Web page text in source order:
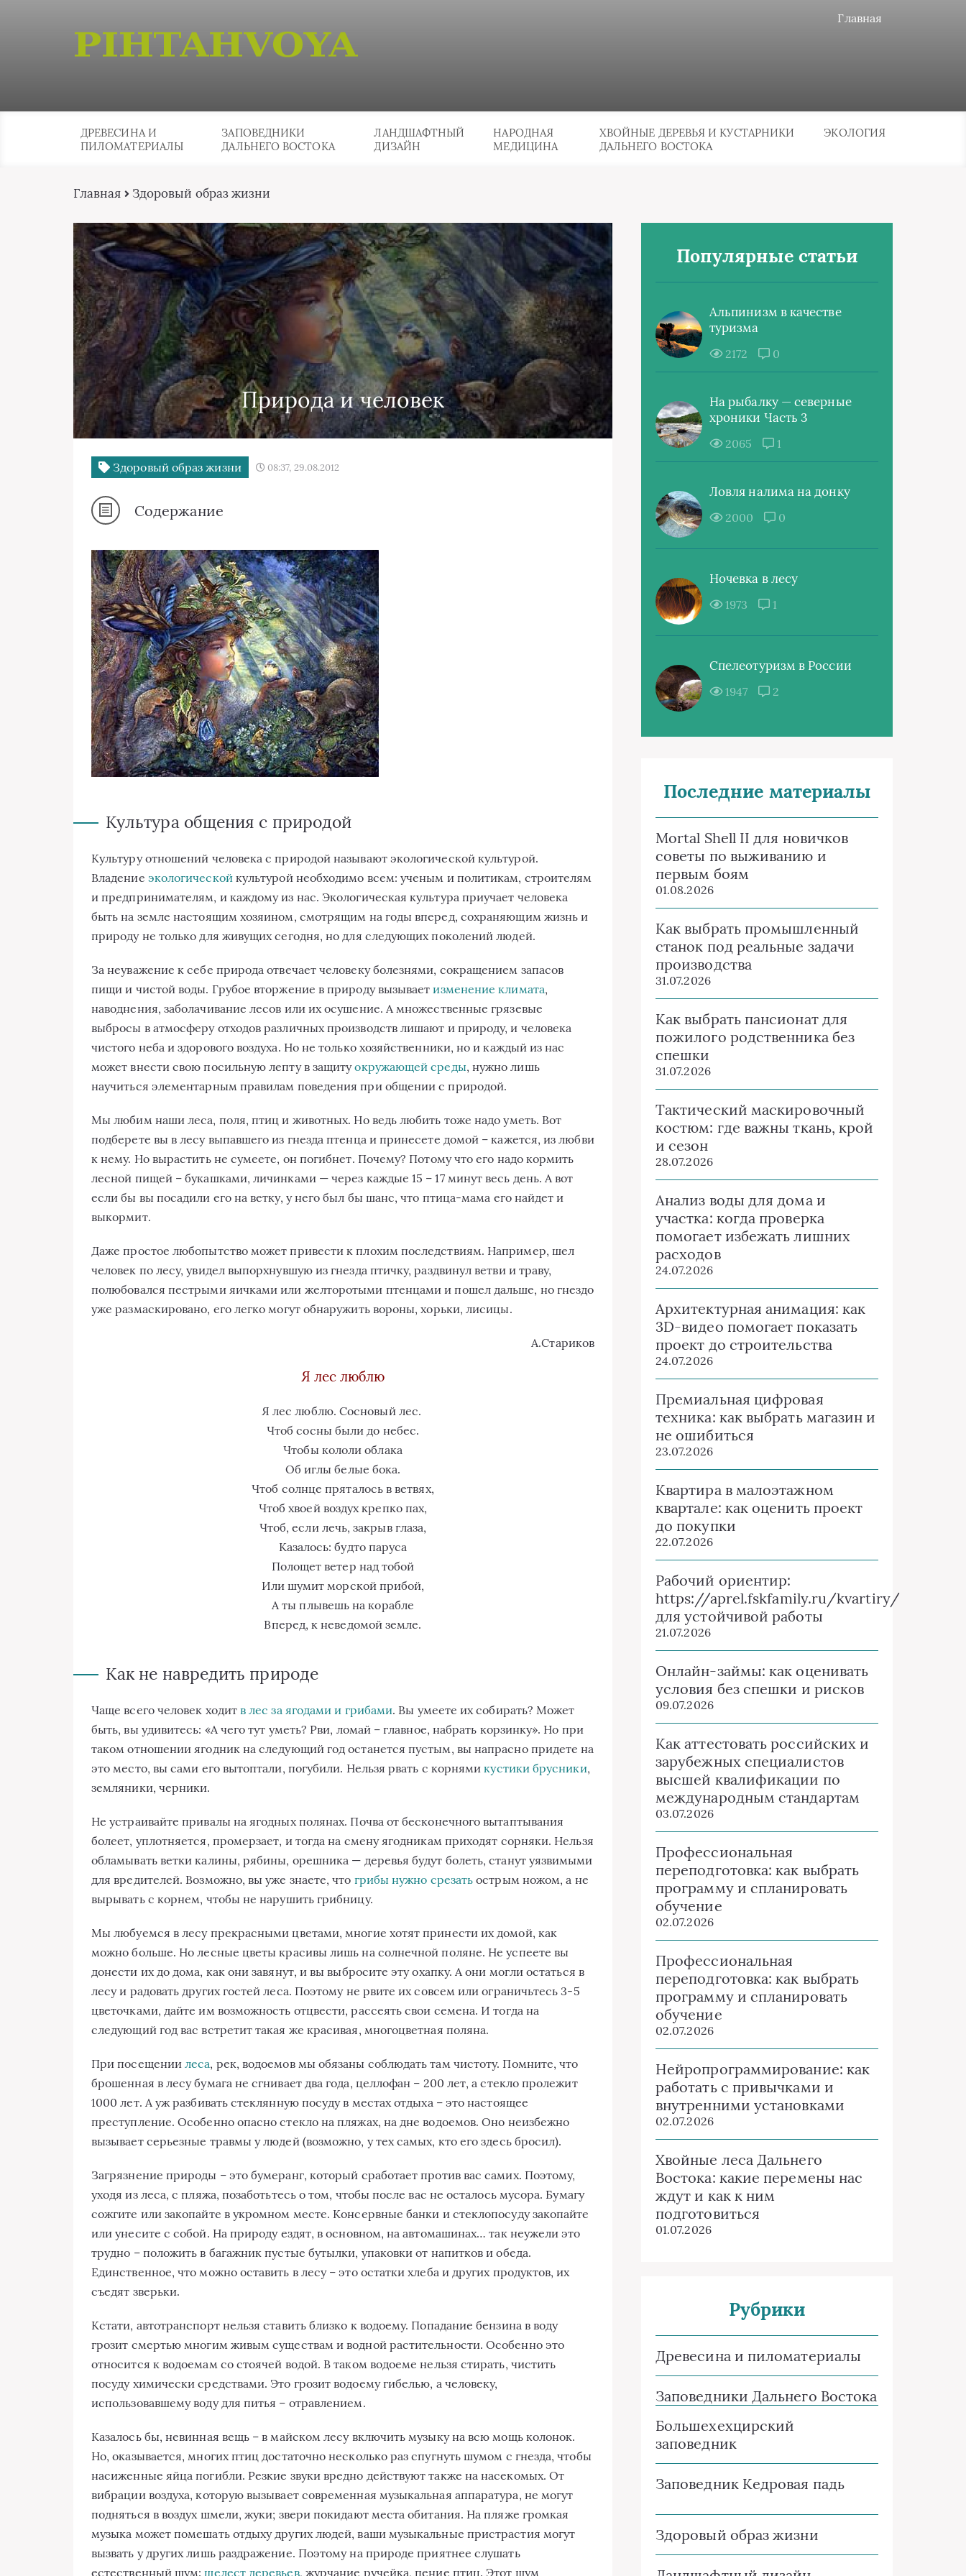
Главная
ДРЕВЕСИНА И
ПИЛОМАТЕРИАЛЫ
ЗАПОВЕДНИКИ
ДАЛЬНЕГО ВОСТОКА
ЛАНДШАФТНЫЙ
ДИЗАЙН
НАРОДНАЯ
МЕДИЦИНА
ХВОЙНЫЕ ДЕРЕВЬЯ И КУСТАРНИКИ
ДАЛЬНЕГО ВОСТОКА
ЭКОЛОГИЯ
Главная Здоровый образ жизни
Природа и человек
Здоровый образ жизни 08:37, 29.08.2012
Содержание
Культура общения с природой
Культуру отношений человека с природой называют экологической культурой.
Владение экологическойкультурой необходимо всем: ученым и политикам, строителям
и предпринимателям, и каждому из нас. Экологическая культура приучает человека
быть на земле настоящим хозяином, смотрящим на годы вперед, сохраняющим жизнь и
природу не только для живущих сегодня, но для следующих поколений людей.
За неуважение к себе природа отвечает человеку болезнями, сокращением запасов
пищи и чистой воды. Грубое вторжение в природу вызываетизменение климата,
наводнения, заболачивание лесов или их осушение. А множественные грязевые
выбросы в атмосферу отходов различных производств лишают и природу, и человека
чистого неба и здорового воздуха. Но не только хозяйственники, но и каждый из нас
может внести свою посильную лепту в защитуокружающей среды, нужно лишь
научиться элементарным правилам поведения при общении с природой.
Мы любим наши леса, поля, птиц и животных. Но ведь любить тоже надо уметь. Вот
подберете вы в лесу выпавшего из гнезда птенца и принесете домой – кажется, из любви
к нему. Но вырастить не сумеете, он погибнет. Почему? Потому что его надо кормить
лесной пищей – букашками, личинками — через каждые 15 – 17 минут весь день. А вот
если бы вы посадили его на ветку, у него был бы шанс, что птица-мама его найдет и
выкормит.
Даже простое любопытство может привести к плохим последствиям. Например, шел
человек по лесу, увидел выпорхнувшую из гнезда птичку, раздвинул ветви и траву,
полюбовался пестрыми яичками или желторотыми птенцами и пошел дальше, но гнездо
уже размаскировано, его легко могут обнаружить вороны, хорьки, лисицы.
А.Стариков
Я лес люблю
Я лес люблю. Сосновый лес.
Чтоб сосны были до небес.
Чтобы кололи облака
Об иглы белые бока.
Чтоб солнце пряталось в ветвях,
Чтоб хвоей воздух крепко пах,
Чтоб, если лечь, закрыв глаза,
Казалось: будто паруса
Полощет ветер над тобой
Или шумит морской прибой,
А ты плывешь на корабле
Вперед, к неведомой земле.
Как не навредить природе
Чаще всего человек ходитв лес за ягодами и грибами. Вы умеете их собирать? Может
быть, вы удивитесь: «А чего тут уметь? Рви, ломай – главное, набрать корзинку». Но при
таком отношении ягодник на следующий год останется пустым, вы напрасно придете на
это место, вы сами его вытоптали, погубили. Нельзя рвать с корнямикустики брусники,
земляники, черники.
Не устраивайте привалы на ягодных полянах. Почва от бесконечного вытаптывания
болеет, уплотняется, промерзает, и тогда на смену ягодникам приходят сорняки. Нельзя
обламывать ветки калины, рябины, орешника — деревья будут болеть, станут уязвимыми
для вредителей. Возможно, вы уже знаете, что грибы нужно срезать острым ножом, а не
вырывать с корнем, чтобы не нарушить грибницу.
Мы любуемся в лесу прекрасными цветами, многие хотят принести их домой, как
можно больше. Но лесные цветы красивы лишь на солнечной поляне. Не успеете вы
донести их до дома, как они завянут, и вы выбросите эту охапку. А они могли остаться в
лесу и радовать других гостей леса. Поэтому не рвите их совсем или ограничьтесь 3-5
цветочками, дайте им возможность отцвести, рассеять свои семена. И тогда на
следующий год вас встретит такая же красивая, многоцветная поляна.
При посещениилеса, рек, водоемов мы обязаны соблюдать там чистоту. Помните, что
брошенная в лесу бумага не сгнивает два года, целлофан – 200 лет, а стекло пролежит
1000 лет. А уж разбивать стеклянную посуду в местах отдыха – это настоящее
преступление. Особенно опасно стекло на пляжах, на дне водоемов. Оно неизбежно
вызывает серьезные травмы у людей (возможно, у тех самых, кто его здесь бросил).
Загрязнение природы – это бумеранг, который сработает против вас самих. Поэтому,
уходя из леса, с пляжа, позаботьтесь о том, чтобы после вас не осталось мусора. Бумагу
сожгите или закопайте в укромном месте. Консервные банки и стеклопосуду закопайте
или унесите с собой. На природу ездят, в основном, на автомашинах… так неужели это
трудно – положить в багажник пустые бутылки, упаковки от напитков и обеда.
Единственное, что можно оставить в лесу – это остатки хлеба и других продуктов, их
съедят зверьки.
Кстати, автотранспорт нельзя ставить близко к водоему. Попадание бензина в воду
грозит смертью многим живым существам и водной растительности. Особенно это
относится к водоемам со стоячей водой. В таком водоеме нельзя стирать, чистить
посуду химически средствами. Это грозит водоему гибелью, а человеку,
использовавшему воду для питья – отравлением.
Казалось бы, невинная вещь – в майском лесу включить музыку на всю мощь колонок.
Но, оказывается, многих птиц достаточно несколько раз спугнуть шумом с гнезда, чтобы
насиженные яйца погибли. Резкие звуки вредно действуют также на насекомых. От
вибрации воздуха, которую вызывает современная музыкальная аппаратура, не могут
подняться в воздух шмели, жуки; звери покидают места обитания. На пляже громкая
музыка может помешать отдыху других людей, ваши музыкальные пристрастия могут
вызвать у других лишь раздражение. Поэтому на природе приятнее слушать
естественный шум:шелест деревьев, журчание ручейка, пение птиц. Этот шум
Популярные статьи
Альпинизм в качестве
туризма
2172 0
На рыбалку — северные
хроники Часть 3
2065 1
Ловля налима на донку
2000 0
Ночевка в лесу
1973 1
Спелеотуризм в России
1947 2
Последние материалы
Mortal Shell II для новичков
советы по выживанию и
первым боям
01.08.2026
Как выбрать промышленный
станок под реальные задачи
производства
31.07.2026
Как выбрать пансионат для
пожилого родственника без
спешки
31.07.2026
Тактический маскировочный
костюм: где важны ткань, крой
и сезон
28.07.2026
Анализ воды для дома и
участка: когда проверка
помогает избежать лишних
расходов
24.07.2026
Архитектурная анимация: как
3D-видео помогает показать
проект до строительства
24.07.2026
Премиальная цифровая
техника: как выбрать магазин и
не ошибиться
23.07.2026
Квартира в малоэтажном
квартале: как оценить проект
до покупки
22.07.2026
Рабочий ориентир:
https://aprel.fskfamily.ru/kvartiry/
для устойчивой работы
21.07.2026
Онлайн-займы: как оценивать
условия без спешки и рисков
09.07.2026
Как аттестовать российских и
зарубежных специалистов
высшей квалификации по
международным стандартам
03.07.2026
Профессиональная
переподготовка: как выбрать
программу и спланировать
обучение
02.07.2026
Профессиональная
переподготовка: как выбрать
программу и спланировать
обучение
02.07.2026
Нейропрограммирование: как
работать с привычками и
внутренними установками
02.07.2026
Хвойные леса Дальнего
Востока: какие перемены нас
ждут и как к ним
подготовиться
01.07.2026
Рубрики
Древесина и пиломатериалы
Заповедники Дальнего Востока
Большехехцирский
заповедник
Заповедник Кедровая падь
Здоровый образ жизни